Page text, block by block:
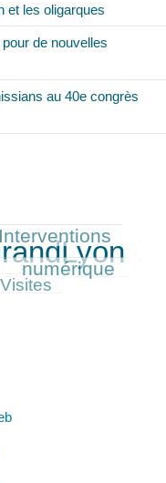
et les oligarques
de nouvelles
au 40e congrès
Interventions
numérique
Visites